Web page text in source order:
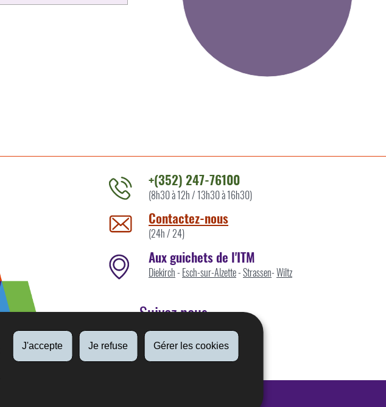
J'accepte Je refuse Gérer les cookies
Contacter
l'ITM
par
+(352) 247-76100
(8h30 à 12h / 13h30 à 16h30)
Contactez-nous
(24h / 24)
Aux guichets de l'ITM
Diekirch- Esch-sur-Alzette-Strassen-Wiltz
Suivez nous
Linkedin